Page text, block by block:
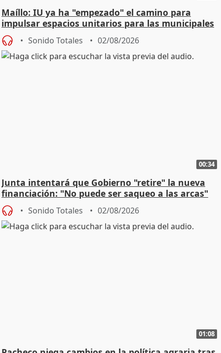
Maíllo: IU ya ha "empezado" el camino para
impulsar espacios unitarios para las municipales
Sonido Totales 02/08/2026
00:34
Junta intentará que Gobierno "retire" la nueva
financiación: "No puede ser saqueo a las arcas"
Sonido Totales 02/08/2026
01:08